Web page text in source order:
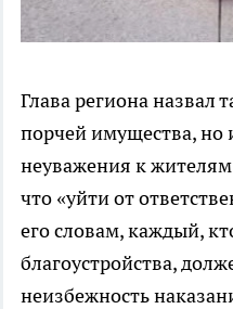
Глава региона назвал
порчей имущества, но
неуважения к
что «уйти от
его словам, каждый,
благоустройства,
неизбежность